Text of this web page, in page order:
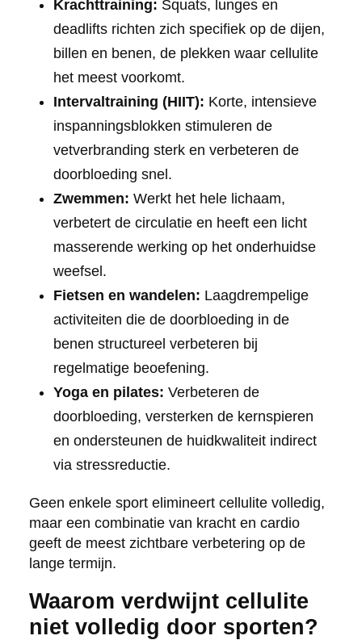
Krachttraining: Squats, lunges en
deadlifts richten zich specifiek op de dijen,
billen en benen, de plekken waar cellulite
het meest voorkomt.
Intervaltraining (HIIT): Korte, intensieve
inspanningsblokken stimuleren de
vetverbranding sterk en verbeteren de
doorbloeding snel.
Zwemmen: Werkt het hele lichaam,
verbetert de circulatie en heeft een licht
masserende werking op het onderhuidse
weefsel.
Fietsen en wandelen: Laagdrempelige
activiteiten die de doorbloeding in de
benen structureel verbeteren bij
regelmatige beoefening.
Yoga en pilates: Verbeteren de
doorbloeding, versterken de kernspieren
en ondersteunen de huidkwaliteit indirect
via stressreductie.
Geen enkele sport elimineert cellulite volledig,
maar een combinatie van kracht en cardio
geeft de meest zichtbare verbetering op de
lange termijn.
Waarom verdwijnt cellulite
niet volledig door sporten?